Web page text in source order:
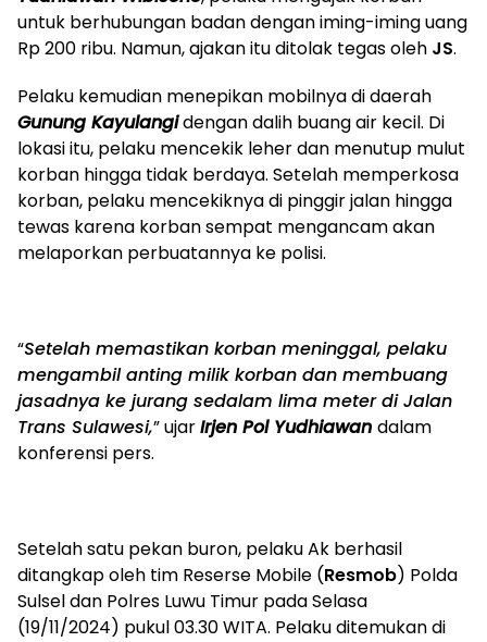
untuk berhubungan badan dengan iming-iming uang
Rp 200 ribu. Namun, ajakan itu ditolak tegas oleh JS.
Pelaku kemudian menepikan mobilnya di daerah
Gunung Kayulangidengan dalih buang air kecil. Di
lokasi itu, pelaku mencekik leher dan menutup mulut
korban hingga tidak berdaya. Setelah memperkosa
korban, pelaku mencekiknya di pinggir jalan hingga
tewas karena korban sempat mengancam akan
melaporkan perbuatannya ke polisi.
“Setelah memastikan korban meninggal, pelaku
mengambil anting milik korban dan membuang
jasadnya ke jurang sedalam lima meter di Jalan
Trans Sulawesi,” ujarIrjen Pol Yudhiawan dalam
konferensi pers.
Setelah satu pekan buron, pelaku Ak berhasil
ditangkap oleh tim Reserse Mobile (Resmob) Polda
Sulsel dan Polres Luwu Timur pada Selasa
(19/11/2024) pukul 03.30 WITA. Pelaku ditemukan di